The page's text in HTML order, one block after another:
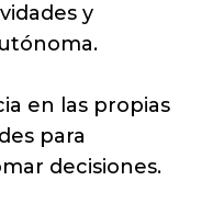
y
en las propias
para
decisiones.